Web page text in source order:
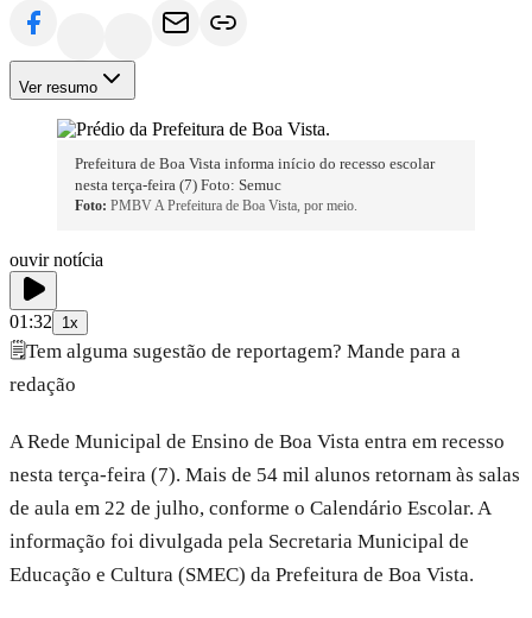
Ver resumo
Prefeitura de Boa Vista informa início do recesso escolar
nesta terça-feira (7) Foto: Semuc
Foto: PMBV A Prefeitura de Boa Vista, por meio.
ouvir notícia
01:32 1x
🗒️Tem alguma sugestão de reportagem? Mande para a
redação
A Rede Municipal de Ensino de Boa Vista entra em recesso
nesta terça-feira (7). Mais de 54 mil alunos retornam às salas
de aula em 22 de julho, conforme o Calendário Escolar. A
informação foi divulgada pela Secretaria Municipal de
Educação e Cultura (SMEC) da Prefeitura de Boa Vista.